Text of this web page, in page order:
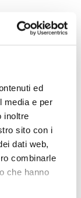
ed
media e per
inoltre
sito con i
dati web,
combinarle
che hanno